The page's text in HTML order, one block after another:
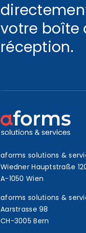
votre boîte
réception.
aforms solutions &
Wiedner Hauptstraße
A-1050 Wien
aforms solutions &
Aarstrasse 98
CH-3005 Bern